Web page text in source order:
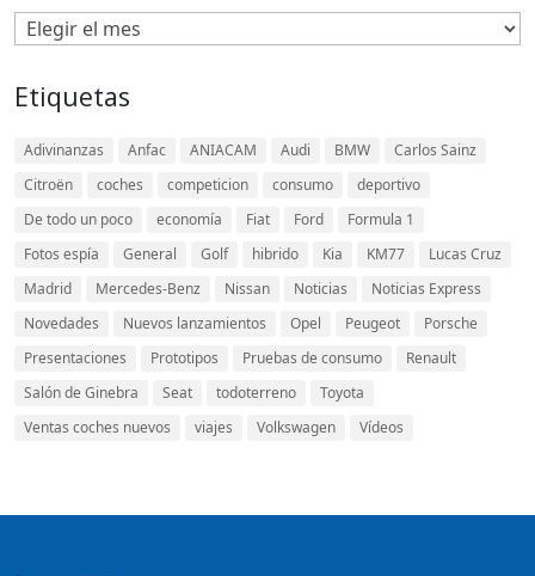
Etiquetas
Adivinanzas Anfac ANIACAM Audi BMW
Carlos Sainz
Citroën
coches competicion consumo
deportivo
De todo un poco
economía Fiat Ford
Formula 1
Fotos espía
General Golf hibrido Kia KM77
Lucas Cruz
Madrid
Mercedes-Benz Nissan Noticias
Noticias Express
Novedades
Nuevos lanzamientos Opel Peugeot
Porsche
Presentaciones
Prototipos Pruebas de consumo
Renault
Salón de Ginebra
Seat todoterreno
Toyota
Ventas coches nuevos
viajes Volkswagen Vídeos